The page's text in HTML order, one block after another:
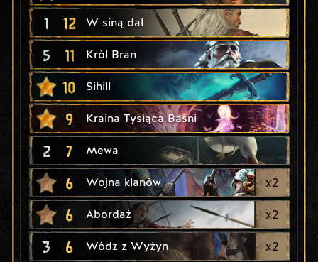
1 12 W siną dal
5 11 Król Bran
10 Sihill
9 Kraina Tysiąca Baśni
2 7 Mewa
6 Wojna klanów x2
6 Abordaż x2
3 6 Wódz z Wyżyn x2